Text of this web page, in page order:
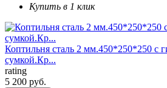
Купить в 1 клик
Коптильня сталь 2 мм.450*250*250 с
сумкой.Кр...
rating
5 200 руб.